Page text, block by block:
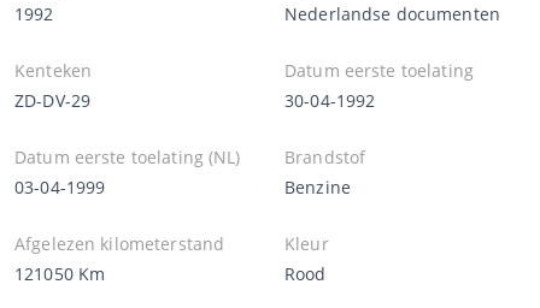
1992
Nederlandse documenten
Kenteken
ZD-DV-29
Datum eerste toelating
30-04-1992
Datum eerste toelating (NL)
03-04-1999
Brandstof
Benzine
Afgelezen kilometerstand
121050 Km
Kleur
Rood